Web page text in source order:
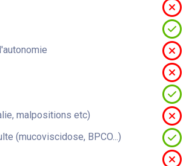
malpositions etc)
(mucoviscidose, BPCO...)